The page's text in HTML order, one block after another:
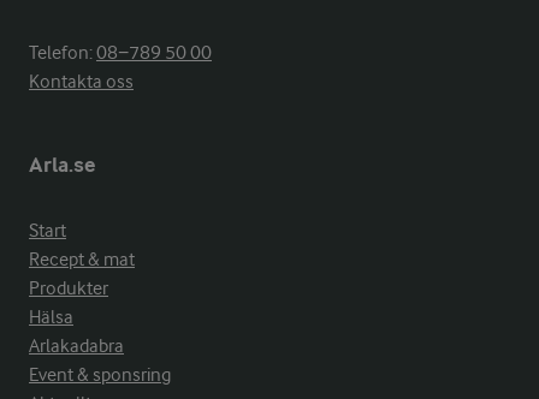
Telefon:08−789 50 00
Kontakta oss
Arla.se
Start
Recept & mat
Produkter
Hälsa
Arlakadabra
Event & sponsring